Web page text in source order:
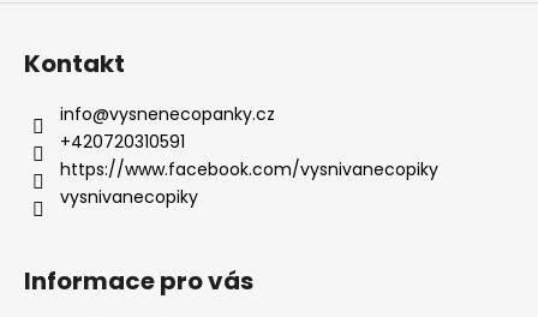
Kontakt
info@vysnenecopanky.cz
+420720310591
https://www.facebook.com/vysnivanecopiky
vysnivanecopiky
Informace pro vás